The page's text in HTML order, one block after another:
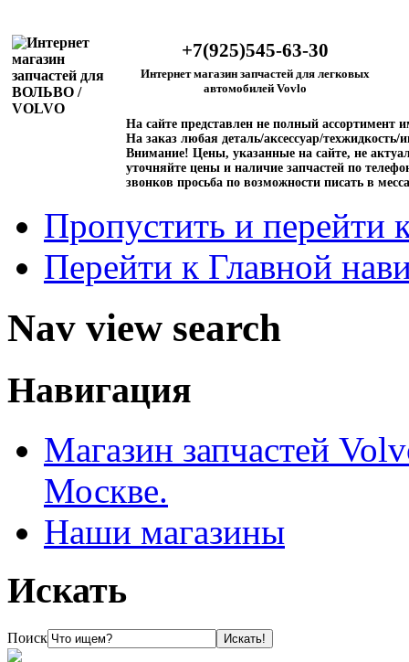
+7(925)545-63-30
Интернет магазин запчастей для легковых
автомобилей Vovlo
На сайте представлен не полный ассортимент
На заказ любая деталь/аксессуар/техжидкость/
Внимание! Цены, указанные на сайте, не
уточняйте цены и наличие запчастей по
звонков просьба по возможности писать в
Пропустить и перейти
Перейти к Главной
Nav view search
Навигация
Магазин запчастей
Москве.
Наши магазины
Искать
Поиск